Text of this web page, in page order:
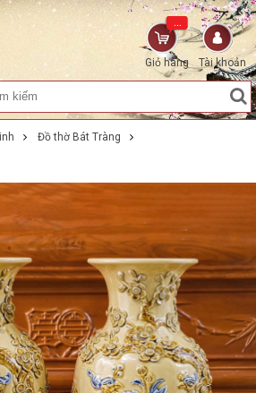
Tài khoản
Giỏ hàng
...
Đồ thờ Bát Tràng